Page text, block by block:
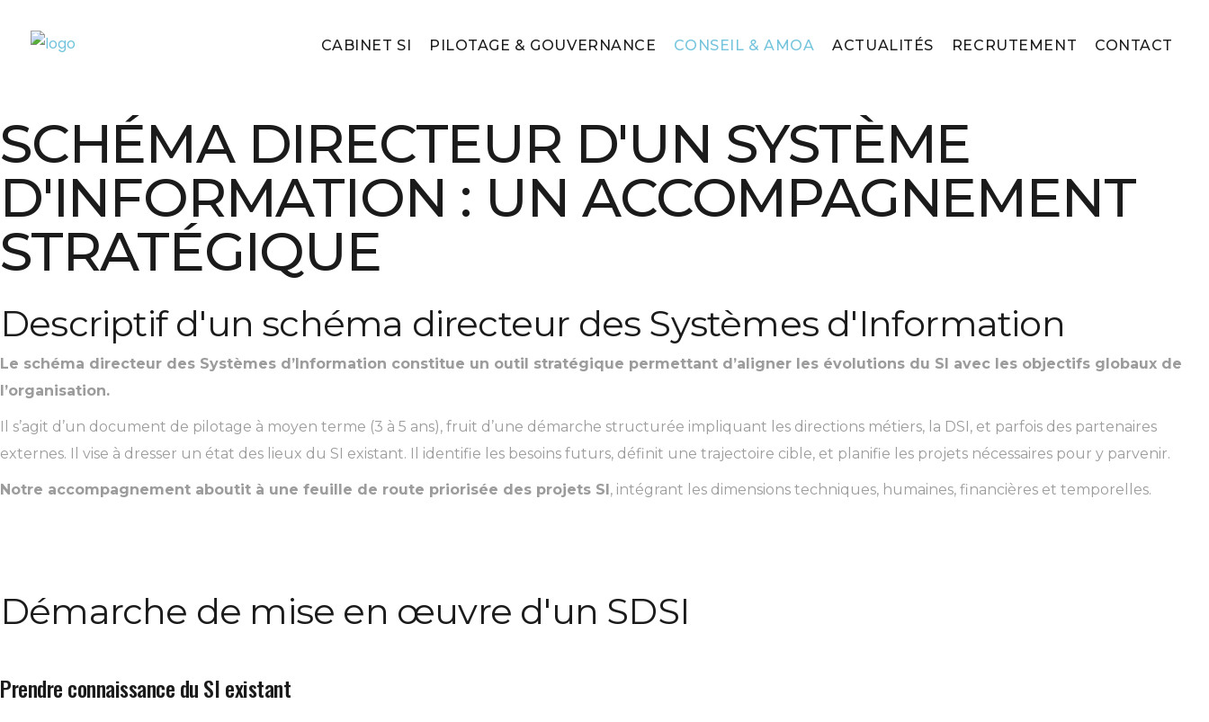
CABINET SI PILOTAGE & GOUVERNANCE CONSEIL & AMOA ACTUALITÉS RECRUTEMENT CONTACT
SCHÉMA DIRECTEUR D'UN SYSTÈME
D'INFORMATION : UN ACCOMPAGNEMENT
STRATÉGIQUE
Descriptif d'un schéma directeur des Systèmes d'Information
Le schéma directeur des Systèmes d’Information constitue un outil stratégique permettant d’aligner les évolutions du SI avec les objectifs globaux de
l’organisation.
Il s’agit d’un document de pilotage à moyen terme (3 à 5 ans), fruit d’une démarche structurée impliquant les directions métiers, la DSI, et parfois des partenaires
externes. Il vise à dresser un état des lieux du SI existant. Il identifie les besoins futurs, définit une trajectoire cible, et planifie les projets nécessaires pour y parvenir.
Notre accompagnement aboutit à une feuille de route priorisée des projets SI, intégrant les dimensions techniques, humaines, financières et temporelles.
Démarche de mise en œuvre d'un SDSI
Prendre connaissance du SI existant